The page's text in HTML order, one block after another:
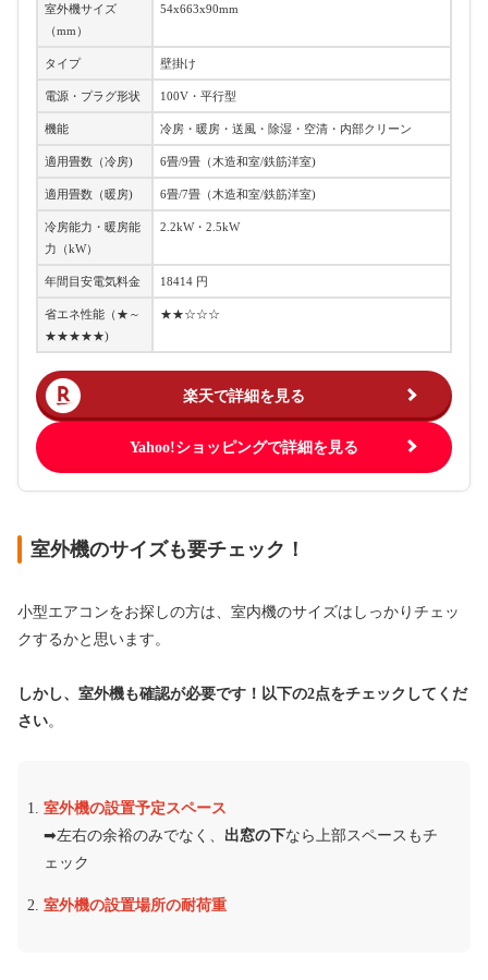
室外機サイズ
（mm）
54x663x90mm
タイプ 壁掛け
電源・プラグ形状 100V・平行型
機能 冷房・暖房・送風・除湿・空清・内部クリーン
適用畳数（冷房) 6畳/9畳（木造和室/鉄筋洋室)
適用畳数（暖房) 6畳/7畳（木造和室/鉄筋洋室)
冷房能力・暖房能
力（kW）
2.2kW・2.5kW
年間目安電気料金 18414 円
省エネ性能（★～
★★★★★)
★★☆☆☆
楽天で詳細を見る
Yahoo!ショッピングで詳細を見る
室外機のサイズも要チェック！
小型エアコンをお探しの方は、室内機のサイズはしっかりチェッ
クするかと思います。
しかし、室外機も確認が必要です！以下の2点をチェックしてくだ
さい。
室外機の設置予定スペース
➡︎左右の余裕のみでなく、 出窓の下なら上部スペースもチ
ェック
室外機の設置場所の耐荷重